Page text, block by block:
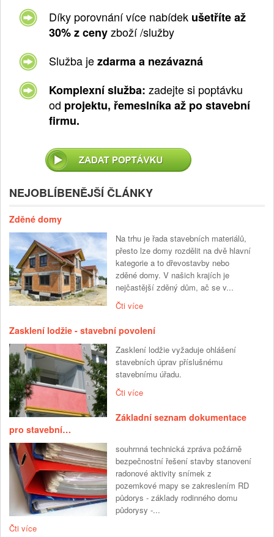
Díky porovnání více nabídek ušetříte až
30% z cenyzboží /služby
Služba jezdarma a nezávazná
Komplexní služba: zadejte si poptávku
od projektu, řemeslníka až po stavební
firmu.
NEJOBLÍBENĚJŠÍ ČLÁNKY
Zděné domy
Na trhu je řada stavebních materiálů,
přesto lze domy rozdělit na dvě hlavní
kategorie a to dřevostavby nebo
zděné domy. V našich krajích je
nejčastější zděný dům, ač se v...
Čti více
Zasklení lodžie - stavební povolení
Zasklení lodžie vyžaduje ohlášení
stavebních úprav příslušnému
stavebnímu úřadu.
Čti více
Základní seznam dokumentace
pro stavební…
souhrnná technická zpráva požárně
bezpečnostní řešení stavby stanovení
radonové aktivity snímek z
pozemkové mapy se zakreslením RD
půdorys - základy rodinného domu
půdorysy -...
Čti více